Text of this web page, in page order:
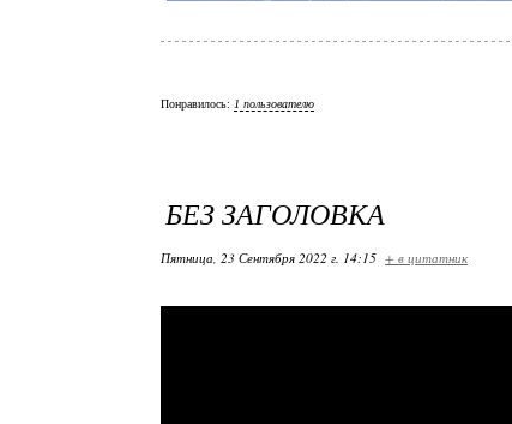
Понравилось: 1 пользователю
БЕЗ ЗАГОЛОВКА
Пятница, 23 Сентября 2022 г. 14:15 + в цитатник